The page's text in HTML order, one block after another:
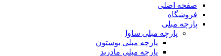
صفحه اصلی
فروشگاه
پارچه مبلی
پارچه مبلی ساوا
پارچه مبلی بوستون
پارچه مبلی مادرید